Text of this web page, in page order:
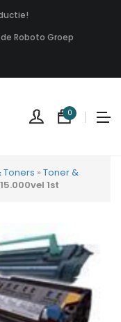
Roboto Groep
0
Geen
in
uw
Toners » Toner &
1st